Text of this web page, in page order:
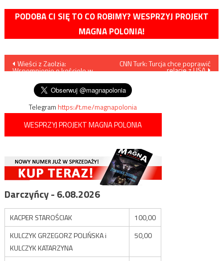
PODOBA CI SIĘ TO CO ROBIMY? WESPRZYJ PROJEKT
MAGNA POLONIA!
Nawigacja
wpisu
Wieści z Zaolzia:
Wspomnienie o kościele w
CNN Turk: Turcja chce poprawić
relacje z USA
Telegramhttps://t.me/magnapolonia
WESPRZYJ PROJEKT MAGNA POLONIA
Darczyńcy - 6.08.2026
KACPER STAROŚCIAK
100,00
KULCZYK GRZEGORZ POLIŃSKA i
KULCZYK KATARZYNA
50,00